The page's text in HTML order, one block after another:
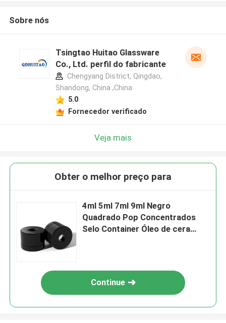
Sobre nós
Tsingtao Huitao Glassware
Co., Ltd. perfil do fabricante
Chengyang District, Qingdao,
Shandong, China ,China
5.0
Fornecedor verificado
Veja mais
Obter o melhor preço para
4ml 5ml 7ml 9ml Negro
Quadrado Pop Concentrados
Selo Container Óleo de cera
Continue